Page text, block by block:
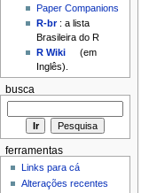
Paper Companions
R-br: a lista
Brasileira do R
R Wiki
(em
Inglês).
busca
ferramentas
Links para cá
Alterações recentes